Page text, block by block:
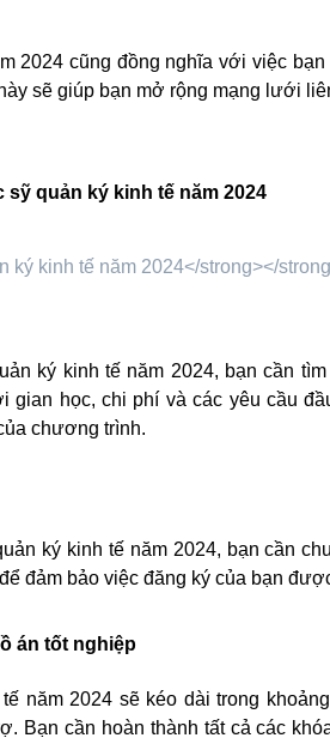
2024 cũng đồng nghĩa với việc
sẽ giúp bạn mở rộng mạng lưới
quản ký kinh tế năm 2024
ký kinh tế năm 2024, bạn cần
gian học, chi phí và các yêu cầu
chương trình.
ký kinh tế năm 2024, bạn cần
đảm bảo việc đăng ký của bạn
án tốt nghiệp
năm 2024 sẽ kéo dài trong
Bạn cần hoàn thành tất cả các